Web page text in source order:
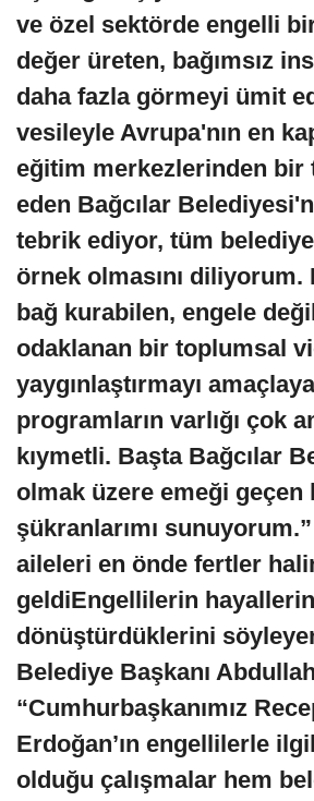
ve özel sektörde engelli
değer üreten, bağımsız
daha fazla görmeyi ümit
vesileyle Avrupa'nın en
eğitim merkezlerinden bir
eden Bağcılar
tebrik ediyor, tüm
örnek olmasını
bağ kurabilen, engele
odaklanan bir toplumsal
yaygınlaştırmayı
programların varlığı çok
kıymetli. Başta Bağcılar
olmak üzere emeği geçen
şükranlarımı sunuyorum.”
aileleri en önde fertler
geldiEngellilerin
dönüştürdüklerini
Belediye Başkanı
“Cumhurbaşkanımız
Erdoğan’ın engellilerle
olduğu çalışmalar hem